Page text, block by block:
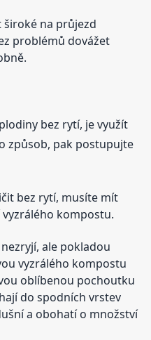
široké na průjezd
problémů dovážet
bez rytí, je využít
způsob, pak postupujte
bez rytí, musíte mít
kompostu.
ale pokladou
vyzrálého kompostu
oblíbenou pochoutku
do spodních vrstev
a obohatí o množství